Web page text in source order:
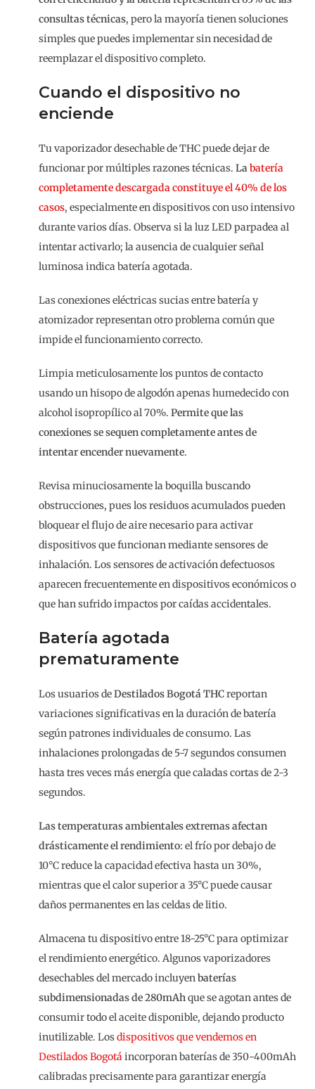
consultas técnicas, pero la mayoría tienen soluciones
simples que puedes implementar sin necesidad de
reemplazar el dispositivo completo.
Cuando el dispositivo no
enciende
Tu vaporizador desechable de THC puede dejar de
funcionar por múltiples razones técnicas. Labatería
completamente descargada constituye el 40% de los
casos, especialmente en dispositivos con uso intensivo
durante varios días. Observa si la luz LED parpadea al
intentar activarlo; la ausencia de cualquier señal
luminosa indica batería agotada.
Las conexiones eléctricas sucias entre batería y
atomizador representan otro problema común que
impide el funcionamiento correcto.
Limpia meticulosamente los puntos de contacto
usando un hisopo de algodón apenas humedecido con
alcohol isopropílico al 70%. Permite que las
conexiones se sequen completamente antes de
intentar encender nuevamente.
Revisa minuciosamente la boquilla buscando
obstrucciones, pues los residuos acumulados pueden
bloquear el flujo de aire necesario para activar
dispositivos que funcionan mediante sensores de
inhalación. Los sensores de activación defectuosos
aparecen frecuentemente en dispositivos económicos o
que han sufrido impactos por caídas accidentales.
Batería agotada
prematuramente
Los usuarios deDestilados Bogotá THCreportan
variaciones significativas en la duración de batería
según patrones individuales de consumo. Las
inhalaciones prolongadas de 5-7 segundos consumen
hasta tres veces más energía que caladas cortas de 2-3
segundos.
Las temperaturas ambientales extremas afectan
drásticamente el rendimiento: el frío por debajo de
10°C reduce la capacidad efectiva hasta un 30%,
mientras que el calor superior a 35°C puede causar
daños permanentes en las celdas de litio.
Almacena tu dispositivo entre 18-25°C para optimizar
el rendimiento energético. Algunos vaporizadores
desechables del mercado incluyenbaterías
subdimensionadas de 280mAhque se agotan antes de
consumir todo el aceite disponible, dejando producto
inutilizable. Losdispositivos que vendemos en
Destilados Bogotáincorporan baterías de 350-400mAh
calibradas precisamente para garantizar energía